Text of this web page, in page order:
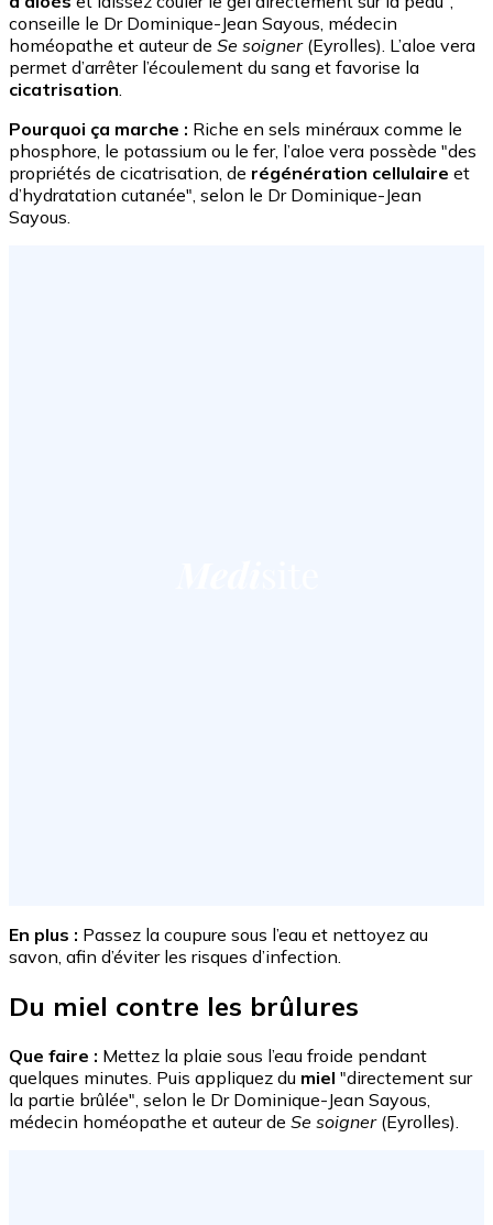
conseille le Dr Dominique-Jean Sayous, médecin
homéopathe et auteur de Se soigner(Eyrolles). L’aloe vera
permet d’arrêter l’écoulement du sang et favorise la
cicatrisation.
Pourquoi ça marche : Riche en sels minéraux comme le
phosphore, le potassium ou le fer, l’aloe vera possède "des
propriétés de cicatrisation, de régénération cellulaire et
d’hydratation cutanée", selon le Dr Dominique-Jean
Sayous.
En plus : Passez la coupure sous l’eau et nettoyez au
savon, afin d’éviter les risques d’infection.
Du miel contre les brûlures
Que faire : Mettez la plaie sous l’eau froide pendant
quelques minutes. Puis appliquez du miel "directement sur
la partie brûlée", selon le Dr Dominique-Jean Sayous,
médecin homéopathe et auteur de Se soigner(Eyrolles).